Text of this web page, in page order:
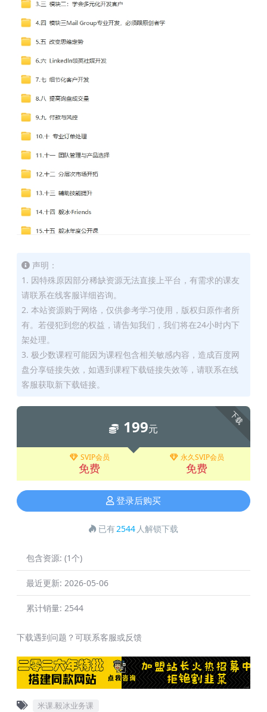
声明：
1. 因特殊原因部分稀缺资源无法直接上平台，有需求的课友
请联系在线客服详细咨询。
2. 本站资源购于网络，仅供参考学习使用，版权归原作者所
有。若侵犯到您的权益，请告知我们，我们将在24小时内下
架处理。
3. 极少数课程可能因为课程包含相关敏感内容，造成百度网
盘分享链接失效，如遇到课程下载链接失效等，请联系在线
客服获取新下载链接。
下载
199元
SVIP会员
免费
永久SVIP会员
免费
登录后购买
已有2544 人解锁下载
包含资源: (1个)
最近更新: 2026-05-06
累计销量: 2544
下载遇到问题？可联系客服或反馈
米课.毅冰业务课